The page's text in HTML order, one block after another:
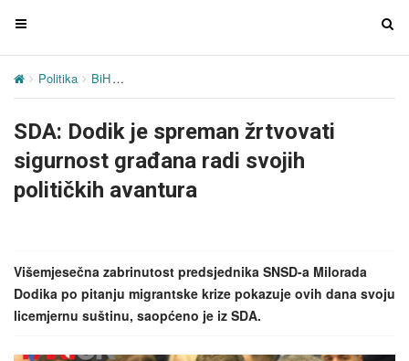
T
g
e
n
v
a
t
i
n
T
n
Politika BiH
SDA: Dodik je spreman žrtvovati
sigurnost građana radi svojih
političkih avantura
Višemjesečna zabrinutost predsjednika SNSD-a Milorada
Dodika po pitanju migrantske krize pokazuje ovih dana svoju
licemjernu suštinu, saopćeno je iz SDA.